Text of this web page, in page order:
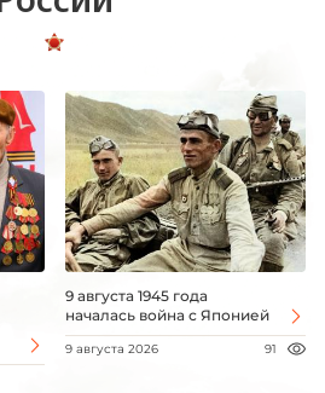
9 августа 1945 года
началась война с Японией
9 августа 2026 91